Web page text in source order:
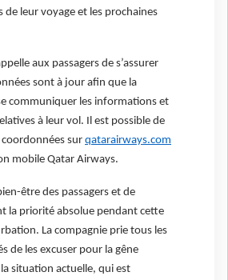
de leur voyage et les prochaines
aux passagers de s’assurer
sont à jour afin que la
communiquer les informations et
à leur vol. Il est possible de
sur qatarairways.com
mobile Qatar Airways.
être des passagers et de
la priorité absolue pendant cette
La compagnie prie tous les
de les excuser pour la gêne
situation actuelle, qui est